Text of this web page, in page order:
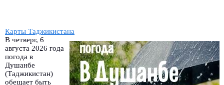
Карты Таджикистана
В четверг, 6
августа 2026 года
погода в
Душанбе
(Таджикистан)
обещает быть